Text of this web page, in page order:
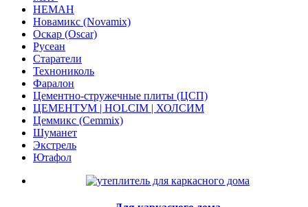
НЕМАН
Новамикс (Novamix)
Оскар (Oscar)
Русеан
Старатели
Технониколь
Фаралон
Цементно-стружечные плиты (ЦСП)
ЦЕМЕНТУМ | HOLCIM | ХОЛСИМ
Цеммикс (Cemmix)
Шуманет
Экстрель
Ютафол